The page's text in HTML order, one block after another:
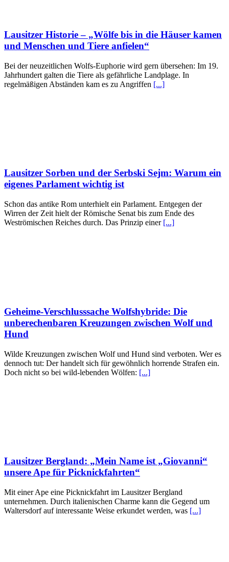
Lausitzer Historie – „Wölfe bis in die Häuser kamen
und Menschen und Tiere anfielen“
Bei der neuzeitlichen Wolfs-Euphorie wird gern übersehen: Im 19.
Jahrhundert galten die Tiere als gefährliche Landplage. In
regelmäßigen Abständen kam es zu Angriffen [...]
Lausitzer Sorben und der Serbski Sejm: Warum ein
eigenes Parlament wichtig ist
Schon das antike Rom unterhielt ein Parlament. Entgegen der
Wirren der Zeit hielt der Römische Senat bis zum Ende des
Weströmischen Reiches durch. Das Prinzip einer [...]
Geheime-Verschlusssache Wolfshybride: Die
unberechenbaren Kreuzungen zwischen Wolf und
Hund
Wilde Kreuzungen zwischen Wolf und Hund sind verboten. Wer es
dennoch tut: Der handelt sich für gewöhnlich horrende Strafen ein.
Doch nicht so bei wild-lebenden Wölfen: [...]
Lausitzer Bergland: „Mein Name ist „Giovanni“
unsere Ape für Picknickfahrten“
Mit einer Ape eine Picknickfahrt im Lausitzer Bergland
unternehmen. Durch italienischen Charme kann die Gegend um
Waltersdorf auf interessante Weise erkundet werden, was [...]